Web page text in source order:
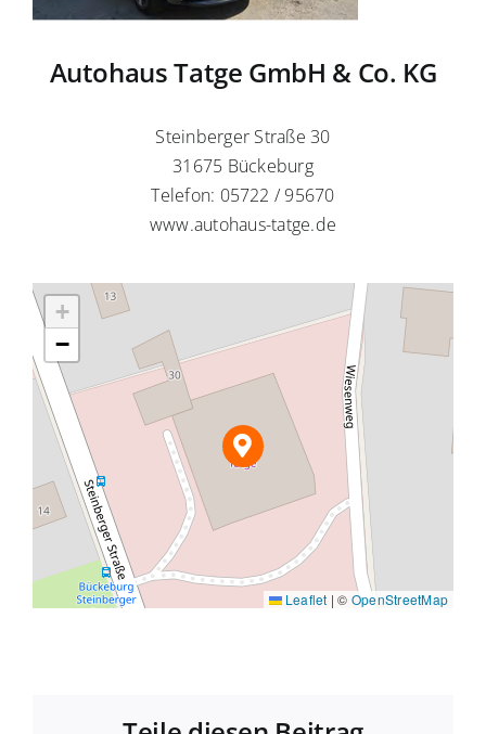
Autohaus Tatge GmbH & Co. KG
Steinberger Straße 30
31675 Bückeburg
Telefon: 05722 / 95670
www.autohaus-tatge.de
+
−
Leaflet | © OpenStreetMap